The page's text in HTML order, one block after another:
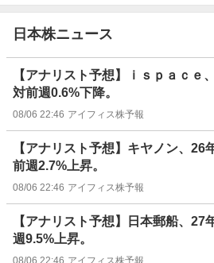
日本株ニュース
【アナリスト予想】ｉｓｐａｃｅ
対前週0.6%下降。
08/06 22:46 アイフィス株予報
【アナリスト予想】キヤノン、26
前週2.7%上昇。
08/06 22:46 アイフィス株予報
【アナリスト予想】日本郵船、27
週9.5%上昇。